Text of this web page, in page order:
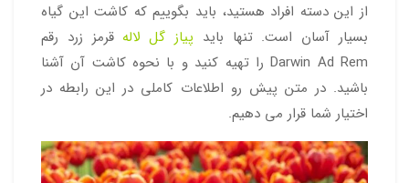
از این دسته افراد هستید، باید بگوییم که کاشت این گیاه
بسیار آسان است. تنها باید پیاز گل لالهقرمز زرد رقم
Darwin Ad Rem را تهیه کنید و با نحوه کاشت آن آشنا
باشید. در متن پیش رو اطلاعات کاملی در این رابطه در
اختیار شما قرار می دهیم.